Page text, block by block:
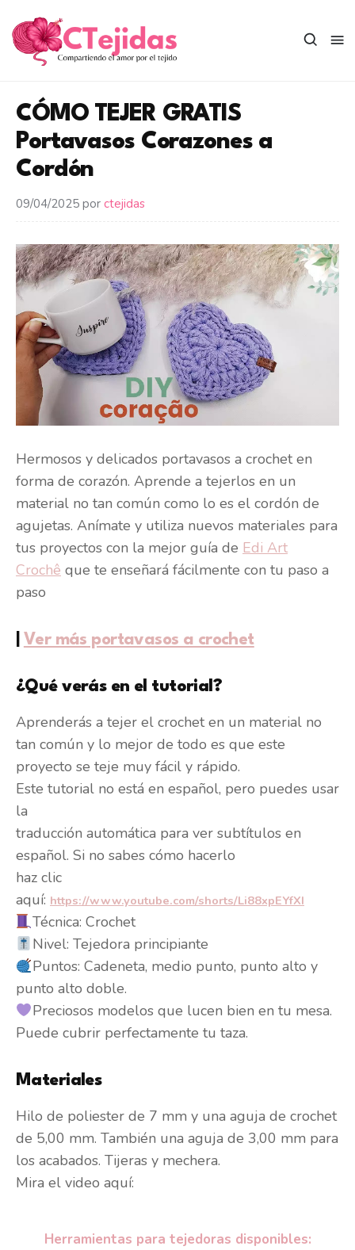
contenido
CÓMO TEJER GRATIS
Portavasos Corazones a
Cordón
09/04/2025 por ctejidas
Hermosos y delicados portavasos a crochet en
forma de corazón. Aprende a tejerlos en un
material no tan común como lo es el cordón de
agujetas. Anímate y utiliza nuevos materiales para
tus proyectos con la mejor guía de Edi Art
Crochê que te enseñará fácilmente con tu paso a
paso
Ver más portavasos a crochet
¿Qué verás en el tutorial?
Aprenderás a tejer el crochet en un material no
tan común y lo mejor de todo es que este
proyecto se teje muy fácil y rápido.
Este tutorial no está en español, pero puedes usar
la
traducción automática para ver subtítulos en
español. Si no sabes cómo hacerlo
haz clic
aquí: https://www.youtube.com/shorts/Li88xpEYfXI
Técnica: Crochet
Nivel: Tejedora principiante
Puntos: Cadeneta, medio punto, punto alto y
punto alto doble.
Preciosos modelos que lucen bien en tu mesa.
Puede cubrir perfectamente tu taza.
Materiales
Hilo de poliester de 7 mm y una aguja de crochet
de 5,00 mm. También una aguja de 3,00 mm para
los acabados. Tijeras y mechera.
Mira el video aquí:
Herramientas para tejedoras disponibles: